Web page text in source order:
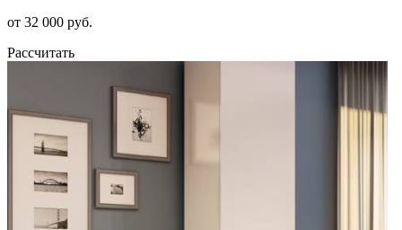
от 32 000 руб.
Рассчитать